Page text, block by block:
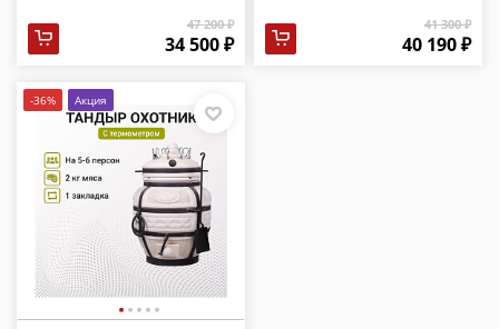
47 200 ₽
34 500 ₽
41 300 ₽
40 190 ₽
-36% Акция